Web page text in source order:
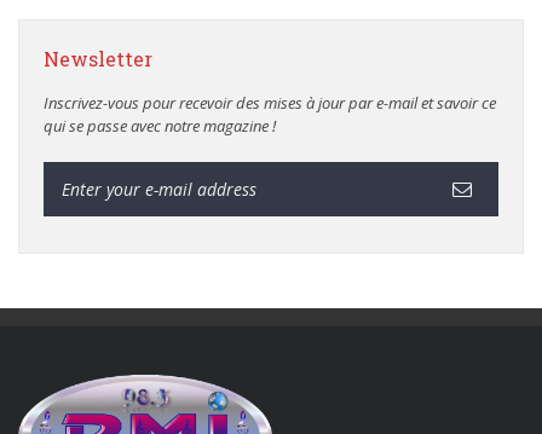
Newsletter
Inscrivez-vous pour recevoir des mises à jour par e-mail et savoir ce
qui se passe avec notre magazine !